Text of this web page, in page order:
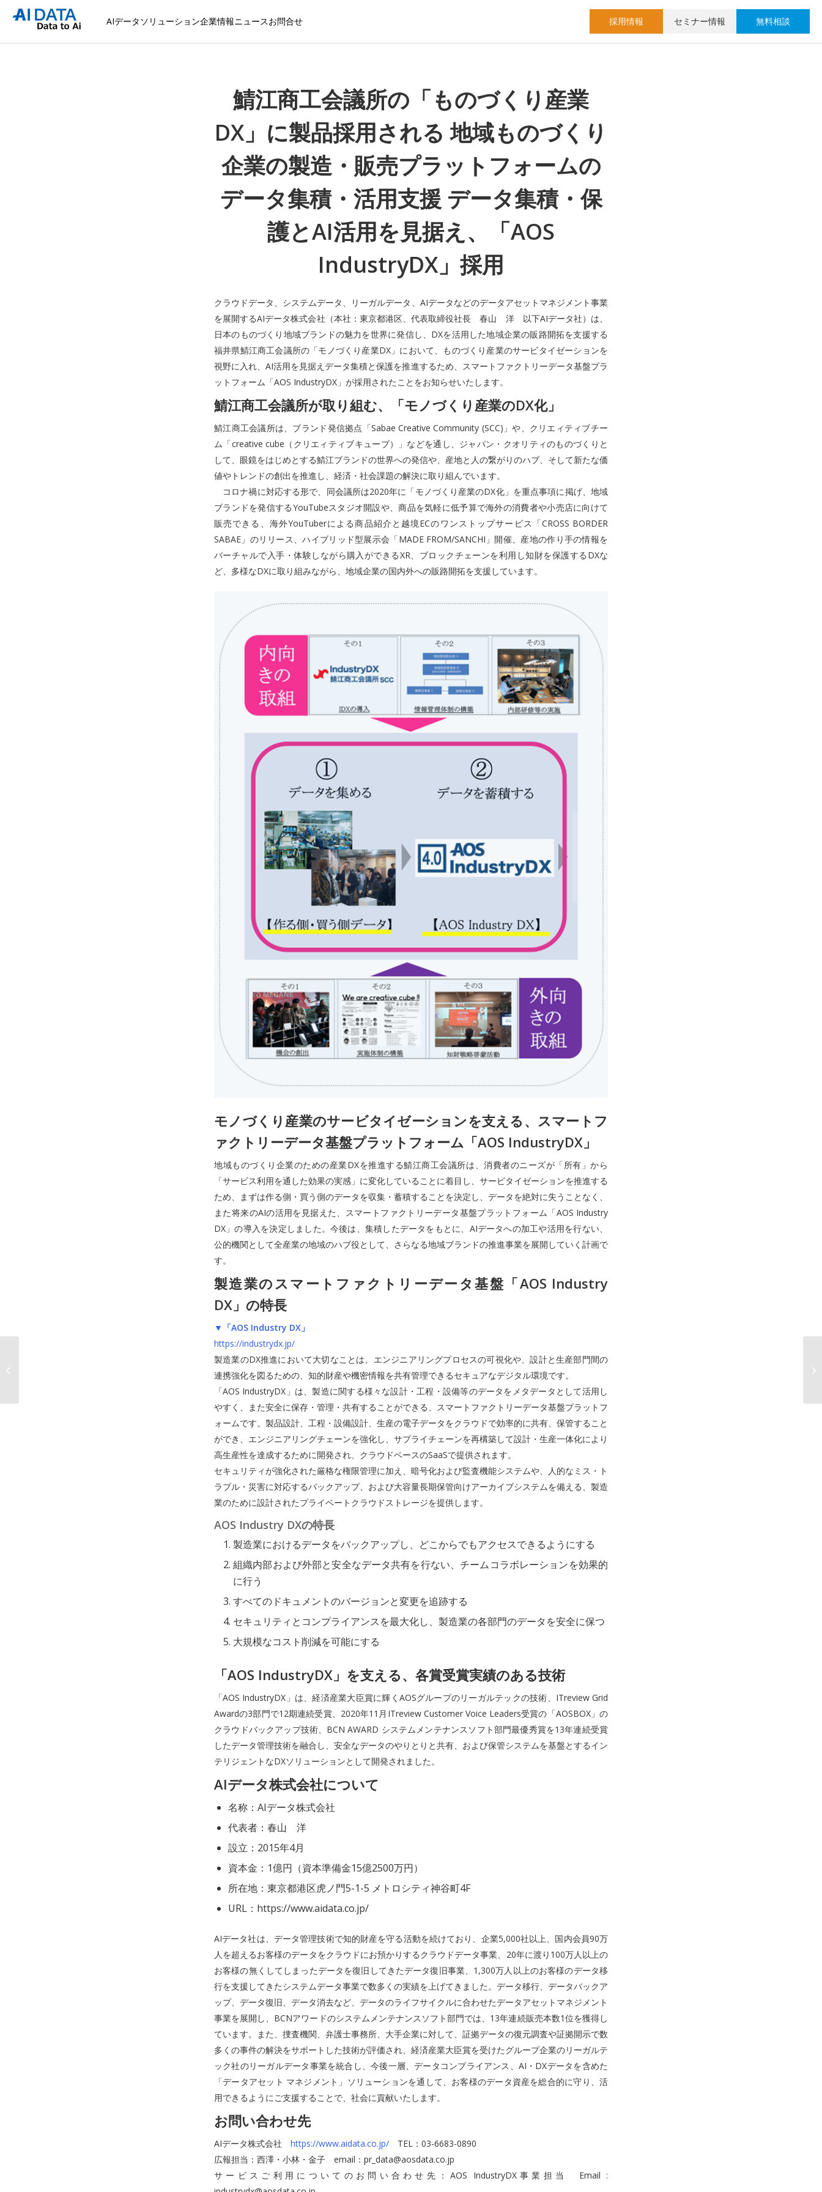
AIデータソリューション企業情報ニュースお問合せ 採用情報 セミナー情報 無料相談
鯖江商工会議所の「ものづくり産業
DX」に製品採用される 地域ものづくり
企業の製造・販売プラットフォームの
データ集積・活用支援 データ集積・保
護とAI活用を見据え、「AOS
IndustryDX」採用
クラウドデータ、システムデータ、リーガルデータ、AIデータなどのデータアセットマネジメント事業
を展開するAIデータ株式会社（本社：東京都港区、代表取締役社長 春山 洋 以下AIデータ社）は、
日本のものづくり地域ブランドの魅力を世界に発信し、DXを活用した地域企業の販路開拓を支援する
福井県鯖江商工会議所の「モノづくり産業DX」において、ものづくり産業のサービタイゼーションを
視野に入れ、AI活用を見据えデータ集積と保護を推進するため、スマートファクトリーデータ基盤プラ
ットフォーム「AOS IndustryDX」が採用されたことをお知らせいたします。
鯖江商工会議所が取り組む、「モノづくり産業のDX化」
鯖江商工会議所は、ブランド発信拠点「Sabae Creative Community (SCC)」や、クリエィティブチー
ム「creative cube（クリエィティブキューブ）」などを通し、ジャパン・クオリティのものづくりと
して、眼鏡をはじめとする鯖江ブランドの世界への発信や、産地と人の繋がりのハブ、そして新たな価
値やトレンドの創出を推進し、経済・社会課題の解決に取り組んでいます。
コロナ禍に対応する形で、同会議所は2020年に「モノづくり産業のDX化」を重点事項に掲げ、地域
ブランドを発信するYouTubeスタジオ開設や、商品を気軽に低予算で海外の消費者や小売店に向けて
販売できる、海外YouTuberによる商品紹介と越境ECのワンストップサービス「CROSS BORDER
SABAE」のリリース、ハイブリッド型展示会「MADE FROM/SANCHI」開催、産地の作り手の情報を
バーチャルで入手・体験しながら購入ができるXR、ブロックチェーンを利用し知財を保護するDXな
ど、多様なDXに取り組みながら、地域企業の国内外への販路開拓を支援しています。
モノづくり産業のサービタイゼーションを支える、スマートフ
ァクトリーデータ基盤プラットフォーム「AOS IndustryDX」
地域ものづくり企業のための産業DXを推進する鯖江商工会議所は、消費者のニーズが「所有」から
「サービス利用を通した効果の実感」に変化していることに着目し、サービタイゼーションを推進する
ため、まずは作る側・買う側のデータを収集・蓄積することを決定し、データを絶対に失うことなく、
また将来のAIの活用を見据えた、スマートファクトリーデータ基盤プラットフォーム「AOS Industry
DX」の導入を決定しました。今後は、集積したデータをもとに、AIデータへの加工や活用を行ない、
公的機関として全産業の地域のハブ役として、さらなる地域ブランドの推進事業を展開していく計画で
す。
製造業のスマートファクトリーデータ基盤「AOS Industry
DX」の特長
▼「AOS Industry DX」
https://industrydx.jp/
製造業のDX推進において大切なことは、エンジニアリングプロセスの可視化や、設計と生産部門間の
連携強化を図るための、知的財産や機密情報を共有管理できるセキュアなデジタル環境です。
「AOS IndustryDX」は、製造に関する様々な設計・工程・設備等のデータをメタデータとして活用し
やすく、また安全に保存・管理・共有することができる、スマートファクトリーデータ基盤プラットフ
ォームです。製品設計、工程・設備設計、生産の電子データをクラウドで効率的に共有、保管すること
ができ、エンジニアリングチェーンを強化し、サプライチェーンを再構築して設計・生産一体化により
高生産性を達成するために開発され、クラウドベースのSaaSで提供されます。
セキュリティが強化された厳格な権限管理に加え、暗号化および監査機能システムや、人的なミス・ト
ラブル・災害に対応するバックアップ、および大容量長期保管向けアーカイブシステムを備える、製造
業のために設計されたプライベートクラウドストレージを提供します。
AOS Industry DXの特長
製造業におけるデータをバックアップし、どこからでもアクセスできるようにする
組織内部および外部と安全なデータ共有を行ない、チームコラボレーションを効果的
に行う
すべてのドキュメントのバージョンと変更を追跡する
セキュリティとコンプライアンスを最大化し、製造業の各部門のデータを安全に保つ
大規模なコスト削減を可能にする
「AOS IndustryDX」を支える、各賞受賞実績のある技術
「AOS IndustryDX」は、経済産業大臣賞に輝くAOSグループのリーガルテックの技術、ITreview Grid
Awardの3部門で12期連続受賞、2020年11月ITreview Customer Voice Leaders受賞の「AOSBOX」の
クラウドバックアップ技術、BCN AWARD システムメンテナンスソフト部門最優秀賞を13年連続受賞
したデータ管理技術を融合し、安全なデータのやりとりと共有、および保管システムを基盤とするイン
テリジェントなDXソリューションとして開発されました。
AIデータ株式会社について
名称：AIデータ株式会社
代表者：春山 洋
設立：2015年4月
資本金：1億円（資本準備金15億2500万円）
所在地：東京都港区虎ノ門5-1-5 メトロシティ神谷町4F
URL：https://www.aidata.co.jp/
AIデータ社は、データ管理技術で知的財産を守る活動を続けており、企業5,000社以上、国内会員90万
人を超えるお客様のデータをクラウドにお預かりするクラウドデータ事業、20年に渡り100万人以上の
お客様の無くしてしまったデータを復旧してきたデータ復旧事業、1,300万人以上のお客様のデータ移
行を支援してきたシステムデータ事業で数多くの実績を上げてきました。データ移行、データバックア
ップ、データ復旧、データ消去など、データのライフサイクルに合わせたデータアセットマネジメント
事業を展開し、BCNアワードのシステムメンテナンスソフト部門では、13年連続販売本数1位を獲得し
ています。また、捜査機関、弁護士事務所、大手企業に対して、証拠データの復元調査や証拠開示で数
多くの事件の解決をサポートした技術が評価され、経済産業大臣賞を受けたグループ企業のリーガルテ
ック社のリーガルデータ事業を統合し、今後一層、データコンプライアンス、AI・DXデータを含めた
「データアセット マネジメント」ソリューションを通して、お客様のデータ資産を総合的に守り、活
用できるようにご支援することで、社会に貢献いたします。
お問い合わせ先
AIデータ株式会社 https://www.aidata.co.jp/ TEL：03-6683-0890
広報担当：西澤・小林・金子 email：pr_data@aosdata.co.jp
サービスご利用についてのお問い合わせ先：AOS IndustryDX事業担当 Email :